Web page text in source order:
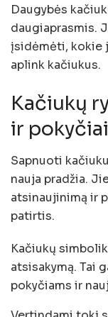
Daugybės
daugiaprasmis.
įsidėmėti, kokie
aplink kačiukus.
Kačiukų
ir
Sapnuoti
nauja pradžia.
atsinaujinimą ir
patirtis.
Kačiukų
atsisakymą. Tai
pokyčiams ir